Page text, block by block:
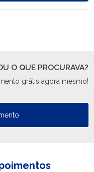
O QUE PROCURAVA?
grátis agora mesmo!